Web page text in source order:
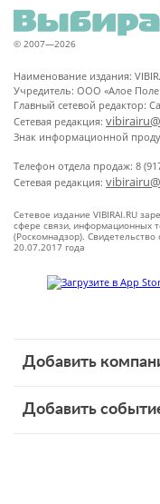
© 2007—2026
Наименование издания:
Учредитель: ООО «Алое Поле
Главный сетевой редактор:
Сетевая редакция:
Знак информационной
Телефон отдела продаж: 8
Сетевая редакция:
Сетевое издание VIBIRAI.RU
сфере связи, информационных
(Роскомнадзор).
20.07.2017 года
Добавить
Добавить